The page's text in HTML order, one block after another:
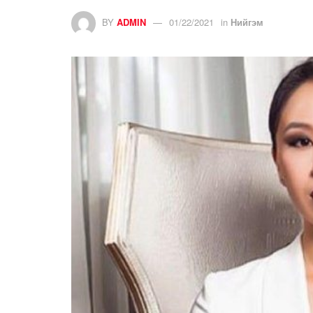
BY ADMIN 01/22/2021 in Нийгэм